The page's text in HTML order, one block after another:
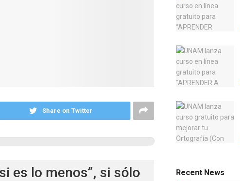
Share on Twitter
es lo menos”, si sólo
Recent News